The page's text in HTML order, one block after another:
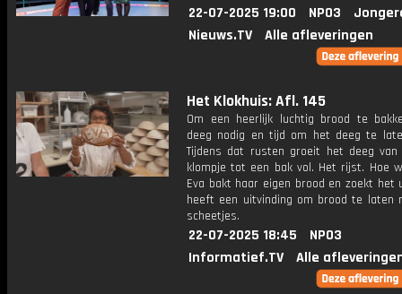
22-07-2025 19:00 NPO3
Nieuws.TV
Alle afleveringen
Het Klokhuis: Afl. 145
Om een heerlijk luchtig brood te
deeg nodig en tijd om het deeg te
Tijdens dat rusten groeit het deeg van
klompje tot een bak vol. Het rijst. Hoe
Eva bakt haar eigen brood en zoekt het
heeft een uitvinding om brood te laten
scheetjes.
22-07-2025 18:45
NPO3
Informatief.TV
Alle